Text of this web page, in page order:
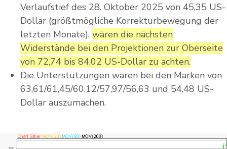
Verlaufstief des 28. Oktober 2025 von 45,35 US-
Dollar (größtmögliche Korrekturbewegung der
letzten Monate), wären die nächsten
Widerstände bei den Projektionen zur Oberseite
von 72,74 bis 84,02 US-Dollar zu achten.
Die Unterstützungen wären bei den Marken von
63,61/61,45/60,12/57,97/56,63 und 54,48 US-
Dollar auszumachen.